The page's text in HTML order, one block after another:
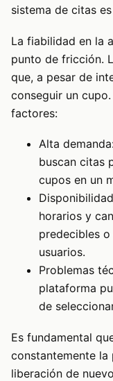
sistema de citas
La fiabilidad en la
punto de fricción.
que, a pesar de
conseguir un
factores:
Alta
buscan citas
cupos en un
horarios y
predecibles
usuarios.
Problemas
plataforma
de
Es fundamental
constantemente
liberación de